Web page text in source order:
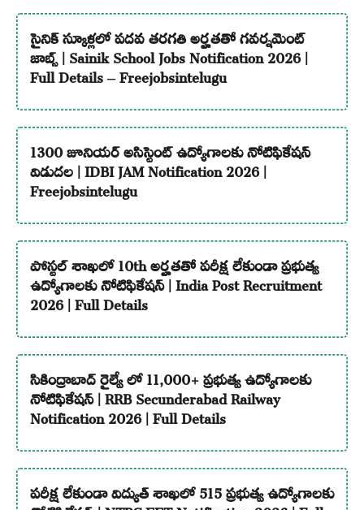
సైనిక్ స్కూళ్లలో పదవ తరగతి అర్హతతో గవర్నమెంట్
జాబ్స్ | Sainik School Jobs Notification 2026 |
Full Details – Freejobsintelugu
1300 జూనియర్ అసిస్టెంట్ ఉద్యోగాలకు నోటిఫికేషన్
విడుదల | IDBI JAM Notification 2026 |
Freejobsintelugu
పోస్టల్ శాఖలో 10th అర్హతతో పరీక్ష లేకుండా ప్రభుత్వ
ఉద్యోగాలకు నోటిఫికేషన్ | India Post Recruitment
2026 | Full Details
సికింద్రాబాద్ రైల్వే లో 11,000+ ప్రభుత్వ ఉద్యోగాలకు
నోటిఫికేషన్ | RRB Secunderabad Railway
Notification 2026 | Full Details
పరీక్ష లేకుండా విద్యుత్ శాఖలో 515 ప్రభుత్వ ఉద్యోగాలకు